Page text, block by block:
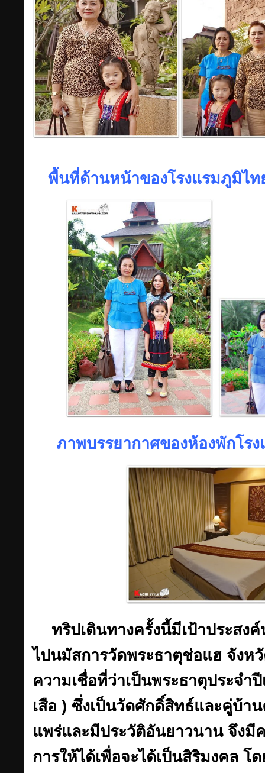
พื้นที่ด้านหน้าของโรงแรมภูมิไท
ภาพบรรยากาศของห้องพักโร
ทริปเดินทางครั้งนี้มีเป้าประสง
ไปนมัสการวัดพระธาตุช่อแฮ จังห
ความเชื่อที่ว่าเป็นพระธาตุประจำ
เสือ ) ซึ่งเป็นวัดศักดิ์สิทธ์และคู่บ้า
แพร่และมีประวัติอันยาวนาน จึงมี
การให้ได้เพื่อจะได้เป็นสิริมงคล โ